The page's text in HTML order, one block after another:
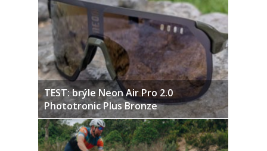
TEST: brýle Neon Air Pro 2.0
Phototronic Plus Bronze